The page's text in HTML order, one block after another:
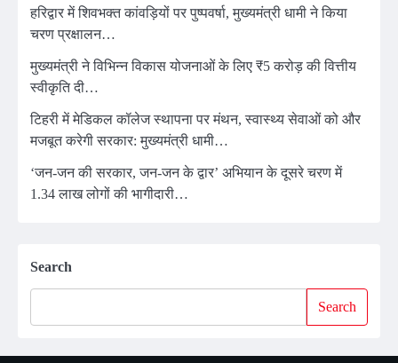
हरिद्वार में शिवभक्त कांवड़ियों पर पुष्पवर्षा, मुख्यमंत्री धामी ने किया
चरण प्रक्षालन…
मुख्यमंत्री ने विभिन्न विकास योजनाओं के लिए ₹5 करोड़ की वित्तीय
स्वीकृति दी…
टिहरी में मेडिकल कॉलेज स्थापना पर मंथन, स्वास्थ्य सेवाओं को और
मजबूत करेगी सरकार: मुख्यमंत्री धामी…
‘जन-जन की सरकार, जन-जन के द्वार’ अभियान के दूसरे चरण में
1.34 लाख लोगों की भागीदारी…
Search
Search